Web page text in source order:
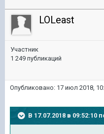
LOLeast
Участник
1 249 публикаций
Опубликовано: 17 июл 2018,
В 17.07.2018 в 09:52:10